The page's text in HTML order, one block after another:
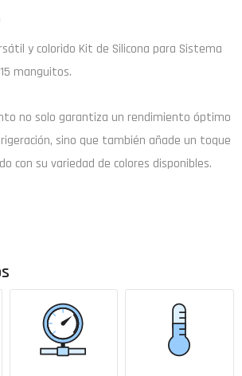
y colorido Kit de Silicona para Sistema
manguitos.
no solo garantiza un rendimiento óptimo
sino que también añade un toque
con su variedad de colores disponibles.